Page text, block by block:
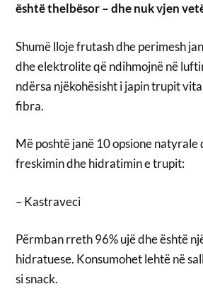
është thelbësor – dhe nuk vjen
Shumë lloje frutash dhe perimesh
dhe elektrolite që ndihmojnë në
ndërsa njëkohësisht i japin trupit
fibra.
Më poshtë janë 10 opsione natyrale
freskimin dhe hidratimin e trupit:
– Kastraveci
Përmban rreth 96% ujë dhe është
hidratuese. Konsumohet lehtë në
si snack.